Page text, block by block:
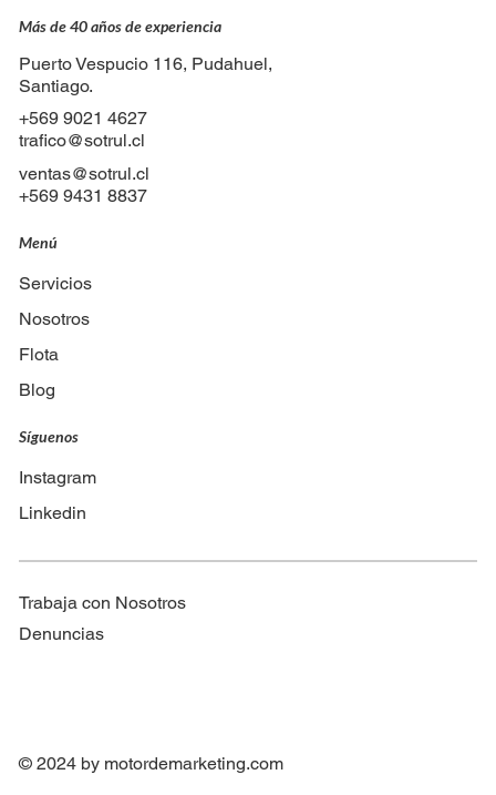
Más de 40 años de experiencia
Puerto Vespucio 116, Pudahuel,
Santiago.
+569 9021 4627
trafico@sotrul.cl
ventas@sotrul.cl
+569 9431 8837
Menú
Servicios
Nosotros
Flota
Blog
Síguenos
Instagram
Linkedin
Trabaja con Nosotros
Denuncias
© 2024 by motordemarketing.com